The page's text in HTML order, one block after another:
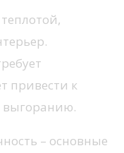
привести к
выгоранию.
– основные